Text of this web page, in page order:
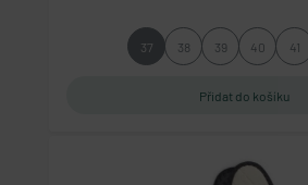
37 38 39 40 41